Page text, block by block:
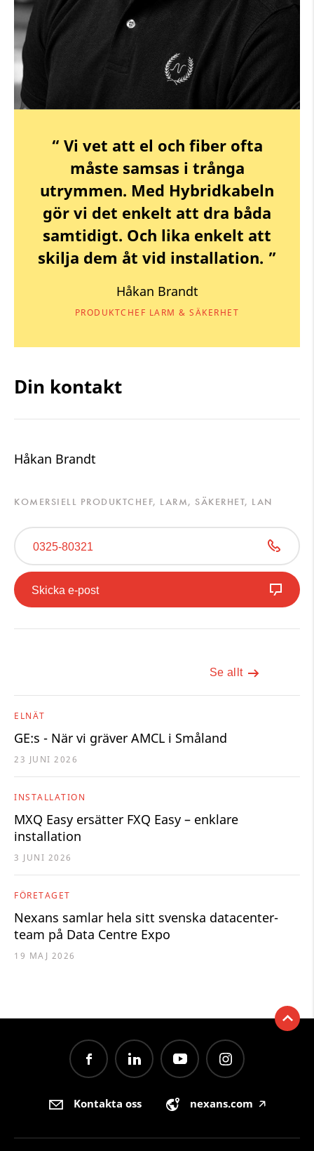
“ Vi vet att el och fiber ofta
måste samsas i trånga
utrymmen. Med Hybridkabeln
gör vi det enkelt att dra båda
samtidigt. Och lika enkelt att
skilja dem åt vid installation. ”
Håkan Brandt
PRODUKTCHEF LARM & SÄKERHET
Din kontakt
Håkan Brandt
KOMERSIELL PRODUKTCHEF, LARM, SÄKERHET, LAN
0325-80321
Skicka e-post
Se allt
ELNÄT
GE:s - När vi gräver AMCL i Småland
23 JUNI 2026
INSTALLATION
MXQ Easy ersätter FXQ Easy – enklare
installation
3 JUNI 2026
FÖRETAGET
Nexans samlar hela sitt svenska datacenter-
team på Data Centre Expo
19 MAJ 2026
Kontakta oss nexans.com 🡥